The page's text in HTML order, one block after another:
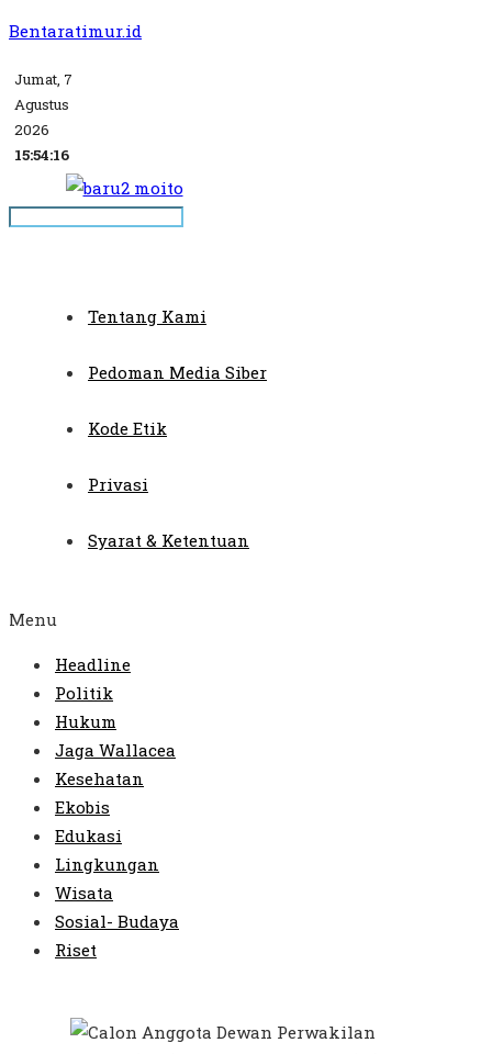
Bentaratimur.id
Jumat, 7
Agustus
2026
15:54:16
Tentang Kami
Pedoman Media Siber
Kode Etik
Privasi
Syarat & Ketentuan
Menu
Headline
Politik
Hukum
Jaga Wallacea
Kesehatan
Ekobis
Edukasi
Lingkungan
Wisata
Sosial- Budaya
Riset